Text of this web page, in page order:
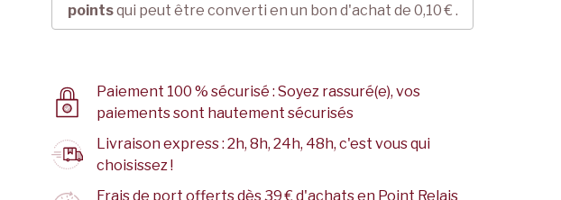
pointsqui peut être converti en un bon d'achat de 0,10 € .
Paiement 100 % sécurisé : Soyez rassuré(e), vos
paiements sont hautement sécurisés
Livraison express : 2h, 8h, 24h, 48h, c'est vous qui
choisissez !
Frais de port offerts dès 39 € d'achats en Point Relais